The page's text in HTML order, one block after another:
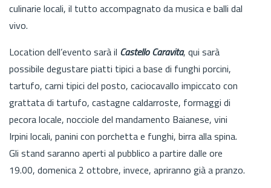
culinarie locali, il tutto accompagnato da musica e balli dal
vivo.
Location dell’evento sarà il Castello Caravita, qui sarà
possibile degustare piatti tipici a base di funghi porcini,
tartufo, carni tipici del posto, caciocavallo impiccato con
grattata di tartufo, castagne caldarroste, formaggi di
pecora locale, nocciole del mandamento Baianese, vini
Irpini locali, panini con porchetta e funghi, birra alla spina.
Gli stand saranno aperti al pubblico a partire dalle ore
19.00, domenica 2 ottobre, invece, apriranno già a pranzo.